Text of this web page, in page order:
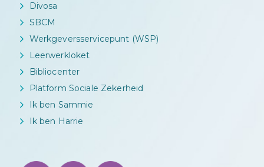
Divosa
SBCM
Werkgeversservicepunt (WSP)
Leerwerkloket
Bibliocenter
Platform Sociale Zekerheid
Ik ben Sammie
Ik ben Harrie